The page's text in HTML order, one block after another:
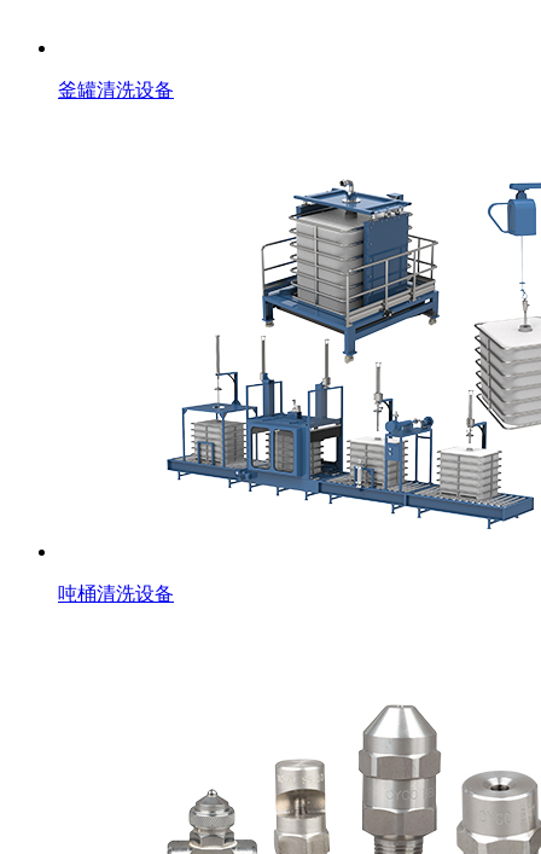
釜罐清洗设备
吨桶清洗设备